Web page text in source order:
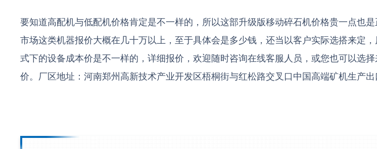
要知道高配机与低配机价格肯定是不一样的，所以这部升级版移动碎石机价格贵一点也是
市场这类机器报价大概在几十万以上，至于具体会是多少钱，还当以客户实际选搭来定
式下的设备成本价是不一样的，详细报价，欢迎随时咨询在线客服人员，或您也可以选
价。厂区地址：河南郑州高新技术产业开发区梧桐街与红松路交叉口中国高端矿机生产出